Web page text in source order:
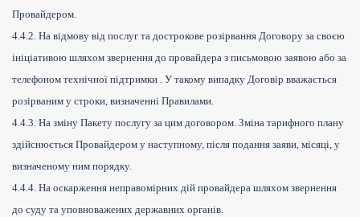
Провайдером.
4.4.2. На відмову від послуг та дострокове розірвання Договору за своєю
ініціативою шляхом звернення до провайдера з письмовою заявою або за
телефоном технічної підтримки . У такому випадку Договір вважається
розірваним у строки, визначенні Правилами.
4.4.3. На зміну Пакету послугу за цим договором. Зміна тарифного плану
здійснюється Провайдером у наступному, після подання заяви, місяці, у
визначеному ним порядку.
4.4.4. На оскарження неправомірних дій провайдера шляхом звернення
до суду та уповноважених державних органів.